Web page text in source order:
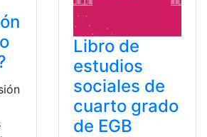
Libro de
estudios
sociales de
cuarto grado
de EGB